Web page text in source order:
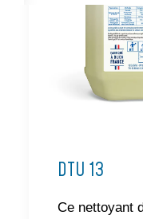
DTU 13
Ce nettoyant